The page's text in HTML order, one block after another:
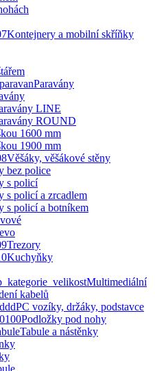
Kontejnery a mobilní skříňky
Paravány
LINE
ROUND
1600 mm
1900 mm
Věšáky, věšákové stěny
bez police
s policí
s policí a zrcadlem
s policí a botníkem
Trezory
Kuchyňky
Multimediální
kabelů
PC vozíky, držáky, podstavce
Podložky pod nohy
Tabule a nástěnky